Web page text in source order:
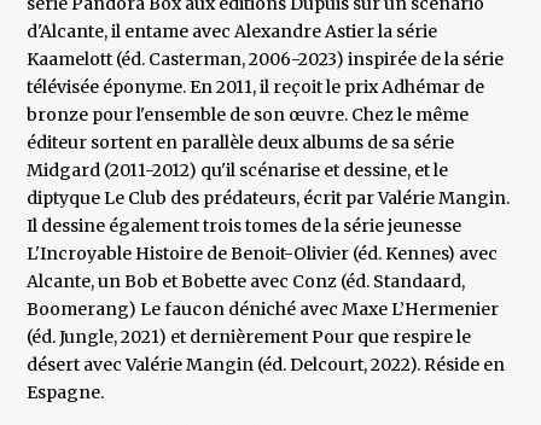
d'Alcante, il entame avec Alexandre Astier la série
Kaamelott (éd. Casterman, 2006-2023) inspirée de la série
télévisée éponyme. En 2011, il reçoit le prix Adhémar de
bronze pour l'ensemble de son œuvre. Chez le même
éditeur sortent en parallèle deux albums de sa série
Midgard (2011-2012) qu'il scénarise et dessine, et le
diptyque Le Club des prédateurs, écrit par Valérie Mangin.
Il dessine également trois tomes de la série jeunesse
L'Incroyable Histoire de Benoit-Olivier (éd. Kennes) avec
Alcante, un Bob et Bobette avec Conz (éd. Standaard,
Boomerang) Le faucon déniché avec Maxe L’Hermenier
(éd. Jungle, 2021) et dernièrement Pour que respire le
désert avec Valérie Mangin (éd. Delcourt, 2022). Réside en
Espagne.